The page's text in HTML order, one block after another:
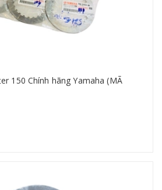
150 Chính hãng Yamaha (MÃ